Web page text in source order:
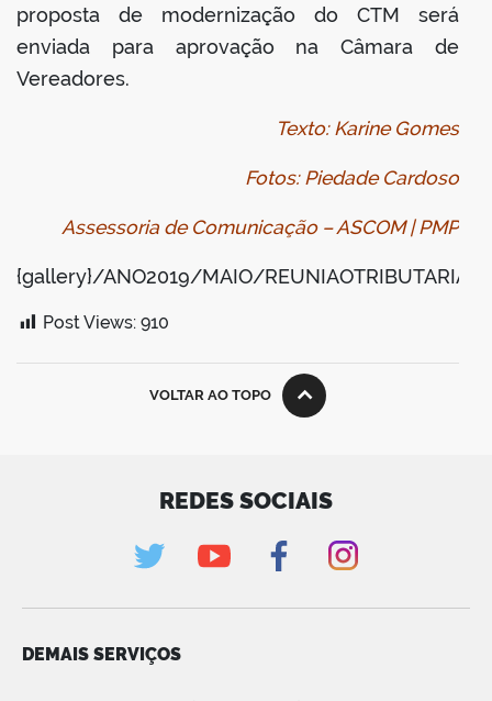
proposta de modernização do CTM será
enviada para aprovação na Câmara de
Vereadores.
Texto: Karine Gomes
Fotos: Piedade Cardoso
Assessoria de Comunicação – ASCOM | PMP
{gallery}/ANO2019/MAIO/REUNIAOTRIBUTARIA/
Post Views: 910
VOLTAR AO TOPO
REDES SOCIAIS
DEMAIS SERVIÇOS